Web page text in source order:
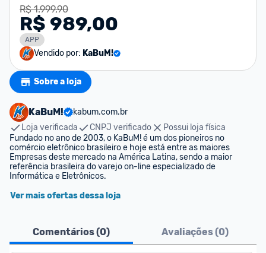
R$ 1.999,90
R$ 989,00
APP
Vendido por: KaBuM!
Sobre a loja
KaBuM!
kabum.com.br
Loja verificada
CNPJ verificado
Possui loja física
Fundado no ano de 2003, o KaBuM! é um dos pioneiros no
comércio eletrônico brasileiro e hoje está entre as maiores
Empresas deste mercado na América Latina, sendo a maior
referência brasileira do varejo on-line especializado de
Informática e Eletrônicos.
Ver mais ofertas dessa loja
Comentários (0) Avaliações (0)